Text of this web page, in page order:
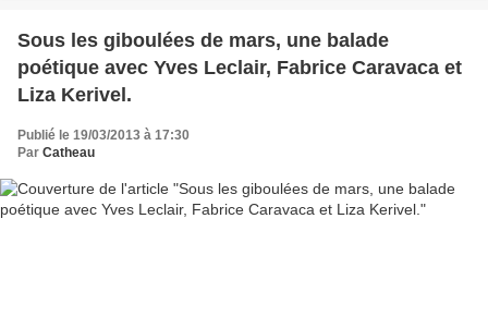
Sous les giboulées de mars, une balade
poétique avec Yves Leclair, Fabrice Caravaca et
Liza Kerivel.
Publié le 19/03/2013 à 17:30
Par Catheau